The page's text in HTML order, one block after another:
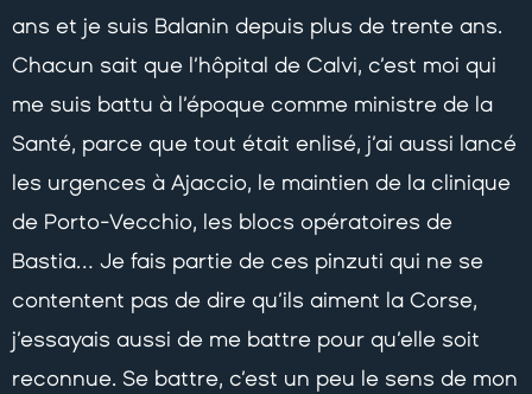
ans et je suis Balanin depuis plus de trente ans.
Chacun sait que l’hôpital de Calvi, c’est moi qui
me suis battu à l’époque comme ministre de la
Santé, parce que tout était enlisé, j’ai aussi lancé
les urgences à Ajaccio, le maintien de la clinique
de Porto-Vecchio, les blocs opératoires de
Bastia… Je fais partie de ces pinzuti qui ne se
contentent pas de dire qu’ils aiment la Corse,
j’essayais aussi de me battre pour qu’elle soit
reconnue. Se battre, c’est un peu le sens de mon